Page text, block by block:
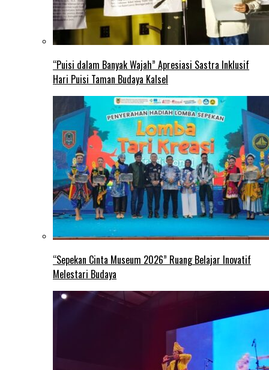
“Puisi dalam Banyak Wajah” Apresiasi Sastra Inklusif
Hari Puisi Taman Budaya Kalsel
“Sepekan Cinta Museum 2026” Ruang Belajar Inovatif
Melestari Budaya